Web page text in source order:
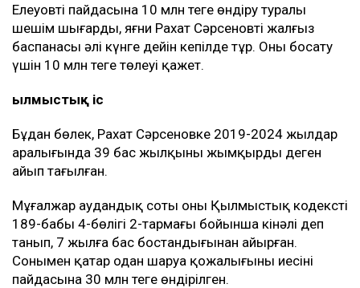
Елеуовтің пайдасына 10 млн теңге өндіру туралы
шешім шығарды, яғни Рахат Сәрсеновтің жалғыз
баспанасы әлі күнге дейін кепілде тұр. Оны босату
үшін 10 млн теңге төлеуі қажет.
Қылмыстық іс
Бұдан бөлек, Рахат Сәрсеновке 2019-2024 жылдар
аралығында 39 бас жылқыны жымқырды деген
айып тағылған.
Мұғалжар аудандық соты оны Қылмыстық кодекстің
189-бабы 4-бөлігі 2-тармағы бойынша кінәлі деп
танып, 7 жылға бас бостандығынан айырған.
Сонымен қатар одан шаруа қожалығының иесінің
пайдасына 30 млн теңге өндірілген.